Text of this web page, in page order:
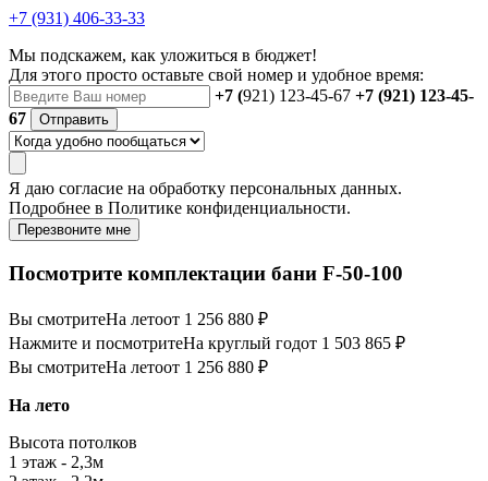
+7 (931) 406-33-33
Мы подскажем, как уложиться в бюджет!
Для этого просто оставьте свой номер и удобное время:
+7 (921) 123-45-67 +7 (921) 123-45-
67
Отправить
Я даю согласие на обработку персональных данных.
Подробнее в Политике конфиденциальности.
Перезвоните мне
Посмотрите комплектации бани F-50-100
Вы смотритеНа летоот 1 256 880 ₽
Нажмите и посмотритеНа круглый годот 1 503 865 ₽
Вы смотритеНа летоот 1 256 880 ₽
На лето
Высота потолков
1 этаж - 2,3м